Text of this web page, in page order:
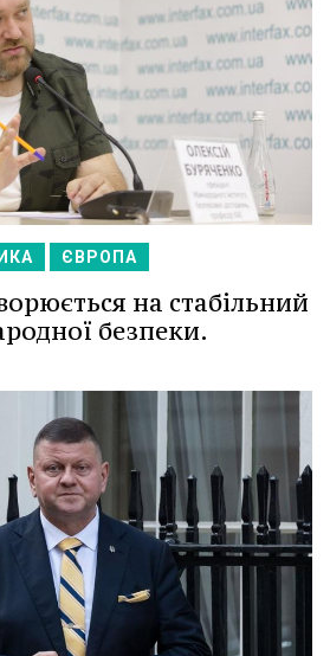
ЄВРОПА
на стабільний
безпеки.